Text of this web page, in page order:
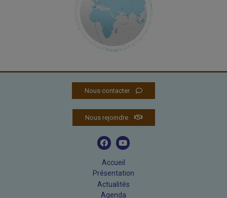
Nous contacter
Nous rejoindre
Accueil
Présentation
Actualités
Agenda